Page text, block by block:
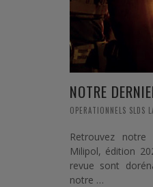
NOTRE
OPERATIONNELS SLDS
Retrouvez
Milipol, édition
revue sont
notre …